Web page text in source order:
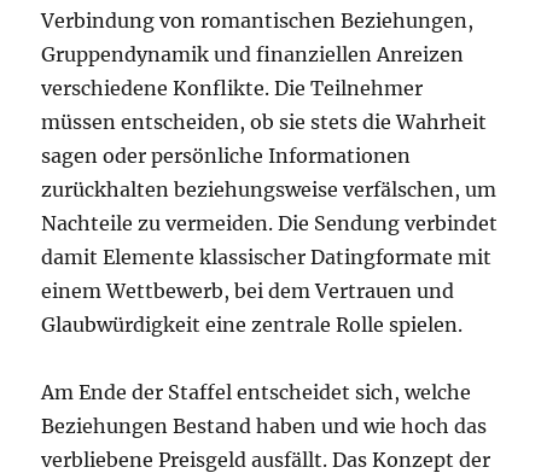
Verbindung von romantischen Beziehungen,
Gruppendynamik und finanziellen Anreizen
verschiedene Konflikte. Die Teilnehmer
müssen entscheiden, ob sie stets die Wahrheit
sagen oder persönliche Informationen
zurückhalten beziehungsweise verfälschen, um
Nachteile zu vermeiden. Die Sendung verbindet
damit Elemente klassischer Datingformate mit
einem Wettbewerb, bei dem Vertrauen und
Glaubwürdigkeit eine zentrale Rolle spielen.
Am Ende der Staffel entscheidet sich, welche
Beziehungen Bestand haben und wie hoch das
verbliebene Preisgeld ausfällt. Das Konzept der